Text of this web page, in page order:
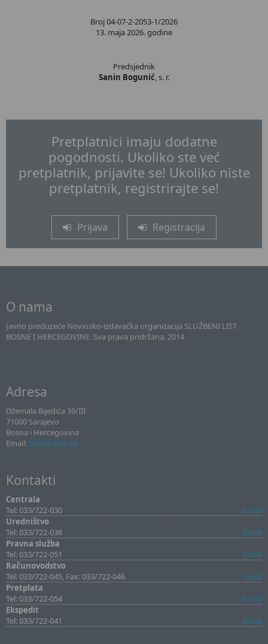
Broj 04-07-2-2053-1/2026
13. maja 2026. godine
Predsjednik
Sanin Bogunić, s. r.
Pretplatnici imaju dodatne
pogodnosti. Ukoliko ste već
pretplatnik, prijavite se! Ukoliko niste
pretplatnik, registrirajte se!
Prijava Registracija
O nama
Javno preduzeće Novinsko-izdavačka organizacija SLUŽBENI LIST
BOSNE I HERCEGOVINE. Sva prava pridržana. 2014
Adresa
Džemala Bijedića 39/III
71000 Sarajevo
Bosna i Hercegovina
Email: sllist@sllist.ba
Kontakti
Centrala
Tel: 033/722-030
Email
Uredništvo
Tel: 033/722-038
Email
Pravna služba
Tel: 033/722-051
Email
Računovodstvo
Tel: 033/722-045, Fax: 033/722-046
Email
Pretplata
Tel: 033/722-054
Email
Ekspedit
Tel: 033/722-041
Email